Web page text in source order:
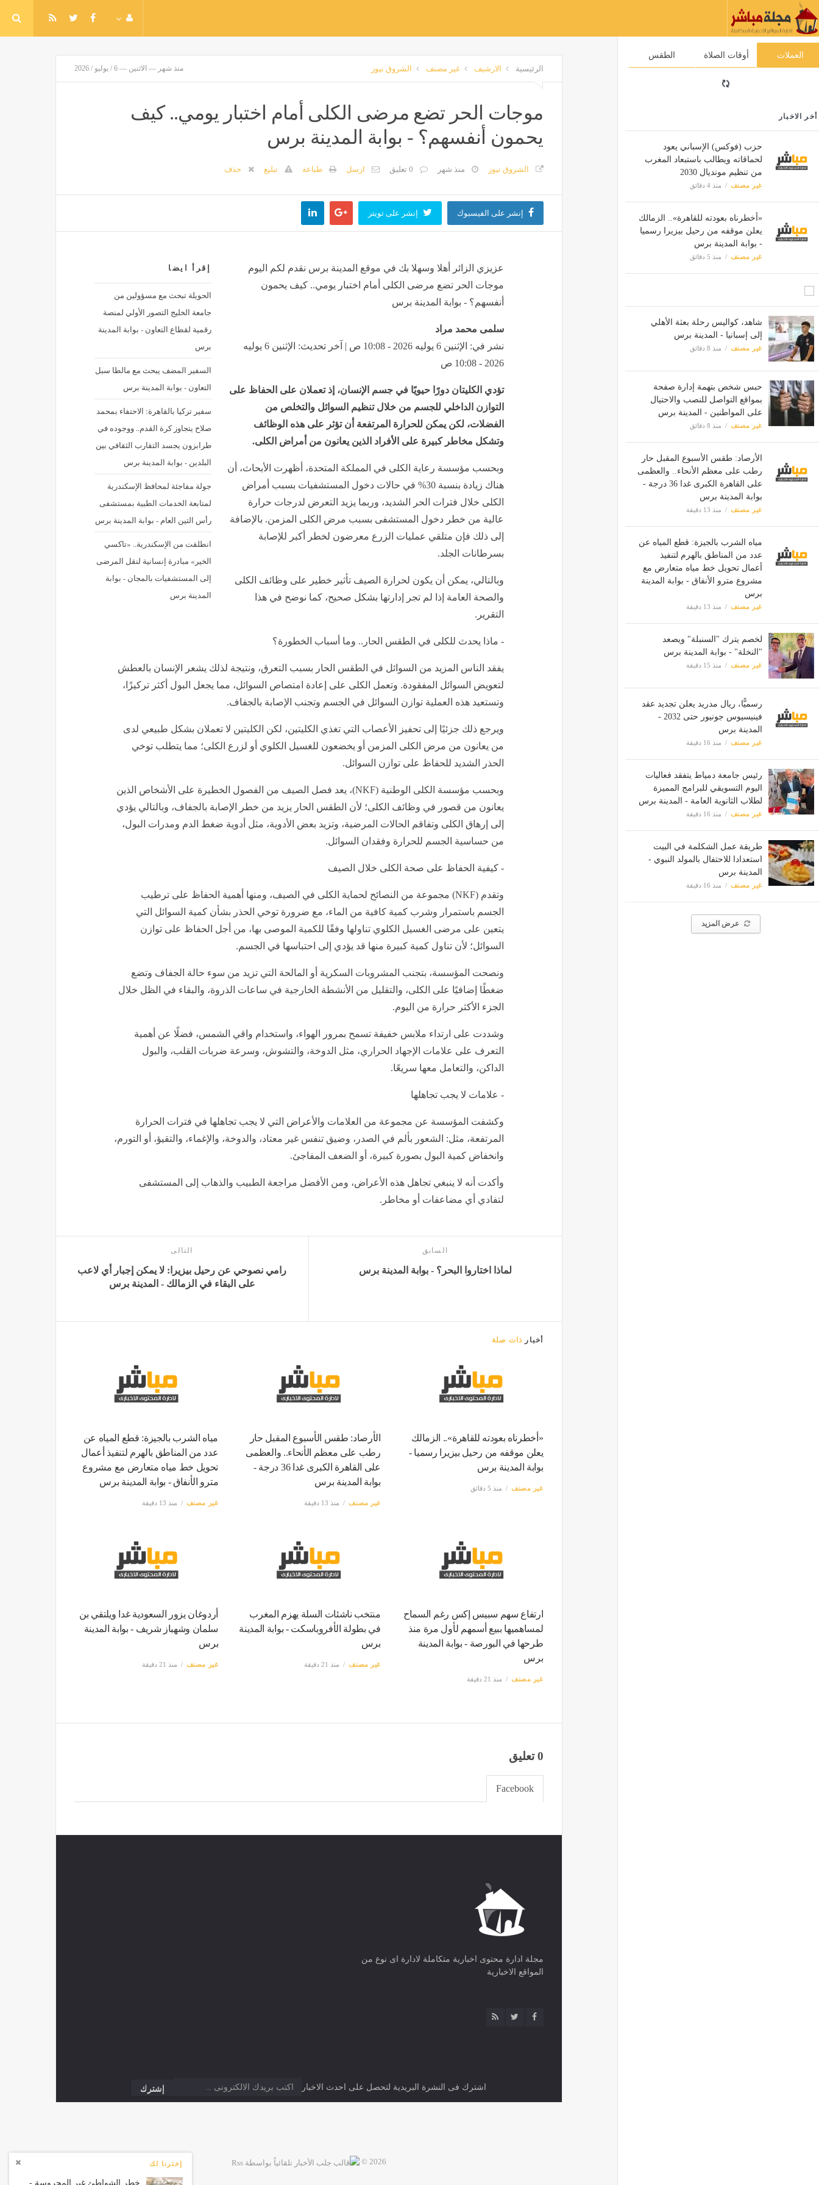
العملات أوقات الصلاة الطقس
أخر الاخبار
حزب (فوكس) الإسباني يعود
لحماقاته ويطالب باستبعاد المغرب
من تنظيم مونديال 2030
غير مصنف منذ 4 دقائق
«أخطرناه بعودته للقاهرة».. الزمالك
يعلن موقفه من رحيل بيزيرا رسميا
- بوابة المدينة برس
غير مصنف منذ 5 دقائق
شاهد، كواليس رحلة بعثة الأهلي
إلى إسبانيا - المدينة برس
غير مصنف منذ 8 دقائق
حبس شخص بتهمة إدارة صفحة
بمواقع التواصل للنصب والاحتيال
على المواطنين - المدينة برس
غير مصنف منذ 8 دقائق
الأرصاد: طقس الأسبوع المقبل حار
رطب على معظم الأنحاء.. والعظمى
على القاهرة الكبرى غدا 36 درجة -
بوابة المدينة برس
غير مصنف منذ 13 دقيقة
مياه الشرب بالجيزة: قطع المياه عن
عدد من المناطق بالهرم لتنفيذ
أعمال تحويل خط مياه متعارض مع
مشروع مترو الأنفاق - بوابة المدينة
برس
غير مصنف منذ 13 دقيقة
لخصم يترك "السنبلة" ويصعد
"النخلة" - بوابة المدينة برس
غير مصنف منذ 15 دقيقة
رسميًّا، ريال مدريد يعلن تجديد عقد
فينيسيوس جونيور حتى 2032 -
المدينة برس
غير مصنف منذ 16 دقيقة
رئيس جامعة دمياط يتفقد فعاليات
اليوم التسويقي للبرامج المميزة
لطلاب الثانوية العامة - المدينة برس
غير مصنف منذ 16 دقيقة
طريقة عمل الشكلمة في البيت
استعدادا للاحتفال بالمولد النبوي -
المدينة برس
غير مصنف منذ 16 دقيقة
عرض المزيد
الرئيسية الارشيف غير مصنف الشروق نيوز منذ شهر — الاثنين — 6 / يوليو / 2026
موجات الحر تضع مرضى الكلى أمام اختبار يومي.. كيف
يحمون أنفسهم؟ - بوابة المدينة برس
الشروق نيوز منذ شهر 0 تعليق ارسل طباعة تبليغ حذف
إنشر على الفيسبوك إنشر على تويتر
إقرأ ايضا
الحويلة تبحث مع مسؤولين من
جامعة الخليج التصور الأولي لمنصة
رقمية لقطاع التعاون - بوابة المدينة
برس
السفير المضف يبحث مع مالطا سبل
التعاون - بوابة المدينة برس
سفير تركيا بالقاهرة: الاحتفاء بمحمد
صلاح يتجاوز كرة القدم.. ووجوده في
طرابزون يجسد التقارب الثقافي بين
البلدين - بوابة المدينة برس
جولة مفاجئة لمحافظ الإسكندرية
لمتابعة الخدمات الطبية بمستشفى
رأس التين العام - بوابة المدينة برس
انطلقت من الإسكندرية.. «تاكسي
الخير» مبادرة إنسانية لنقل المرضى
إلى المستشفيات بالمجان - بوابة
المدينة برس
عزيزي الزائر أهلا وسهلا بك في موقع المدينة برس نقدم لكم اليوم
موجات الحر تضع مرضى الكلى أمام اختبار يومي.. كيف يحمون
أنفسهم؟ - بوابة المدينة برس
سلمى محمد مراد
نشر في: الإثنين 6 يوليه 2026 - 10:08 ص | آخر تحديث: الإثنين 6 يوليه
2026 - 10:08 ص
تؤدي الكليتان دورًا حيويًا في جسم الإنسان، إذ تعملان على الحفاظ على
التوازن الداخلي للجسم من خلال تنظيم السوائل والتخلص من
الفضلات، لكن يمكن للحرارة المرتفعة أن تؤثر على هذه الوظائف
وتشكل مخاطر كبيرة على الأفراد الذين يعانون من أمراض الكلى.
وبحسب مؤسسة رعاية الكلى في المملكة المتحدة، أظهرت الأبحاث، أن
هناك زيادة بنسبة 30% في حالات دخول المستشفيات بسبب أمراض
الكلى خلال فترات الحر الشديد، وربما يزيد التعرض لدرجات حرارة
عالية من خطر دخول المستشفى بسبب مرض الكلى المزمن. بالإضافة
إلى ذلك فإن متلقي عمليات الزرع معرضون لخطر أكبر للإصابة
بسرطانات الجلد.
وبالتالي، يمكن أن يكون لحرارة الصيف تأثير خطير على وظائف الكلى
والصحة العامة إذا لم تجر إدارتها بشكل صحيح، كما نوضح في هذا
التقرير.
- ماذا يحدث للكلى في الطقس الحار.. وما أسباب الخطورة؟
يفقد الناس المزيد من السوائل في الطقس الحار بسبب التعرق، ونتيجة لذلك يشعر الإنسان بالعطش
لتعويض السوائل المفقودة. وتعمل الكلى على إعادة امتصاص السوائل، مما يجعل البول أكثر تركيزًا،
وتستعيد هذه العملية توازن السوائل في الجسم وتجنب الإصابة بالجفاف.
ويرجع ذلك جزئيًا إلى تحفيز الأعصاب التي تغذي الكليتين، لكن الكليتين لا تعملان بشكل طبيعي لدى
من يعانون من مرض الكلى المزمن أو يخضعون للغسيل الكلوي أو لزرع الكلى؛ مما يتطلب توخي
الحذر الشديد للحفاظ على توازن السوائل.
وبحسب مؤسسة الكلى الوطنية (NKF)، يعد فصل الصيف من الفصول الخطيرة على الأشخاص الذين
يعانون من قصور في وظائف الكلى؛ لأن الطقس الحار يزيد من خطر الإصابة بالجفاف، وبالتالي يؤدي
إلى إرهاق الكلى وتفاقم الحالات المرضية، وتزيد بعض الأدوية، مثل أدوية ضغط الدم ومدرات البول،
من حساسية الجسم للحرارة وفقدان السوائل.
- كيفية الحفاظ على صحة الكلى خلال الصيف
وتقدم (NKF) مجموعة من النصائح لحماية الكلى في الصيف، ومنها أهمية الحفاظ على ترطيب
الجسم باستمرار وشرب كمية كافية من الماء، مع ضرورة توخي الحذر بشأن كمية السوائل التي
يتعين على مرضى الغسيل الكلوي تناولها وفقًا للكمية الموصى بها، من أجل الحفاظ على توازن
السوائل؛ لأن تناول كمية كبيرة منها قد يؤدي إلى احتباسها في الجسم.
ونصحت المؤسسة، بتجنب المشروبات السكرية أو المالحة التي تزيد من سوء حالة الجفاف وتضع
ضغطًا إضافيًا على الكلى، والتقليل من الأنشطة الخارجية في ساعات الذروة، والبقاء في الظل خلال
الجزء الأكثر حرارة من اليوم.
وشددت على ارتداء ملابس خفيفة تسمح بمرور الهواء، واستخدام واقي الشمس، فضلًا عن أهمية
التعرف على علامات الإجهاد الحراري، مثل الدوخة، والتشوش، وسرعة ضربات القلب، والبول
الداكن، والتعامل معها سريعًا.
- علامات لا يجب تجاهلها
وكشفت المؤسسة عن مجموعة من العلامات والأعراض التي لا يجب تجاهلها في فترات الحرارة
المرتفعة، مثل: الشعور بألم في الصدر، وضيق تنفس غير معتاد، والدوخة، والإغماء، والتقيؤ، أو التورم،
وانخفاض كمية البول بصورة كبيرة، أو الضعف المفاجئ.
وأكدت أنه لا ينبغي تجاهل هذه الأعراض، ومن الأفضل مراجعة الطبيب والذهاب إلى المستشفى
لتفادي أي مضاعفات أو مخاطر.
إخترنا لك
خطر الشواطئ غير المحروسة -
السابق
لماذا اختاروا البحر؟ - بوابة المدينة برس
التالى
رامي نصوحي عن رحيل بيزيرا: لا يمكن إجبار أي لاعب
على البقاء في الزمالك - المدينة برس
أخبار ذات صلة
«أخطرناه بعودته للقاهرة».. الزمالك
يعلن موقفه من رحيل بيزيرا رسميا -
بوابة المدينة برس
غير مصنف منذ 5 دقائق
الأرصاد: طقس الأسبوع المقبل حار
رطب على معظم الأنحاء.. والعظمى
على القاهرة الكبرى غدا 36 درجة -
بوابة المدينة برس
غير مصنف منذ 13 دقيقة
مياه الشرب بالجيزة: قطع المياه عن
عدد من المناطق بالهرم لتنفيذ أعمال
تحويل خط مياه متعارض مع مشروع
مترو الأنفاق - بوابة المدينة برس
غير مصنف منذ 13 دقيقة
ارتفاع سهم سبيس إكس رغم السماح
لمساهميها ببيع أسمهم لأول مرة منذ
طرحها في البورصة - بوابة المدينة
برس
غير مصنف منذ 21 دقيقة
منتخب ناشئات السلة يهزم المغرب
في بطولة الأفروباسكت - بوابة المدينة
برس
غير مصنف منذ 21 دقيقة
أردوغان يزور السعودية غدا ويلتقي بن
سلمان وشهباز شريف - بوابة المدينة
برس
غير مصنف منذ 21 دقيقة
0 تعليق
Facebook
مجلة ادارة محتوى اخبارية متكاملة لادارة اى نوع من
المواقع الاخبارية
اشترك فى النشرة البريدية لتحصل على احدث الاخبار
2026 ©